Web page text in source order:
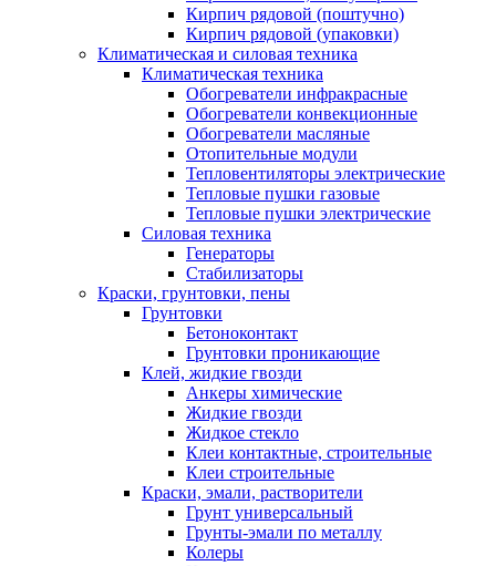
Кирпич рядовой (поштучно)
Кирпич рядовой (упаковки)
Климатическая и силовая техника
Климатическая техника
Обогреватели инфракрасные
Обогреватели конвекционные
Обогреватели масляные
Отопительные модули
Тепловентиляторы электрические
Тепловые пушки газовые
Тепловые пушки электрические
Силовая техника
Генераторы
Стабилизаторы
Краски, грунтовки, пены
Грунтовки
Бетоноконтакт
Грунтовки проникающие
Клей, жидкие гвозди
Анкеры химические
Жидкие гвозди
Жидкое стекло
Клеи контактные, строительные
Клеи строительные
Краски, эмали, растворители
Грунт универсальный
Грунты-эмали по металлу
Колеры